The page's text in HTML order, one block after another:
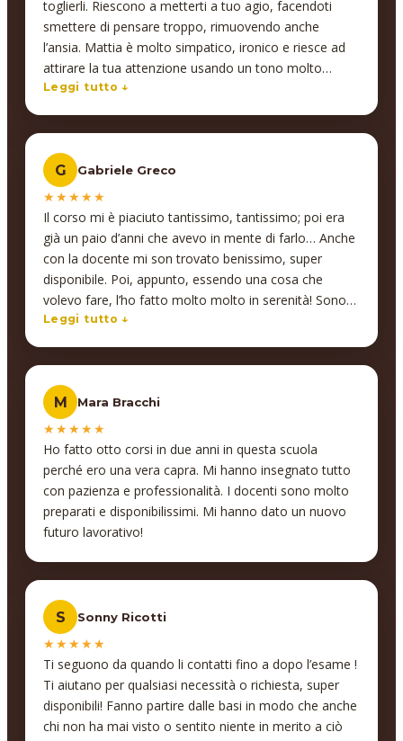
le esigenze di ciascun partecipante, offrendo supporto
anche al di fuori delle lezioni. Un’attenzione che va
oltre la didattica… ed è proprio questo a fare la
differenza! L’efficacia e la qualità della formazione ci
delle agevolazioni sulla formazione tramite i fondi
interprofessionali, occupandosi di tutto in modo
impeccabile. Insegno è un partner affidabile,
competente e sempre disponibile. Un’esperienza che
consiglio vivamente a chiunque voglia investire nella
crescita del proprio team! Alessandro Coffinardi -
Founder Floky
toglierli. Riescono a metterti a tuo agio, facendoti
smettere di pensare troppo, rimuovendo anche
l’ansia. Mattia è molto simpatico, ironico e riesce ad
attirare la tua attenzione usando un tono molto
pacato, usando termini semplici e non troppo
neanche per un istante. È molto piacevole da
ascoltare ma anche interagire con lui, molto
professionale, energico, empatico, ironico e che dire?
Ci mette passione in ciò che fa.
Leggi tutto ↓
G Gabriele Greco
★★★★★
Il corso mi è piaciuto tantissimo, tantissimo; poi era
già un paio d’anni che avevo in mente di farlo… Anche
con la docente mi son trovato benissimo, super
disponibile. Poi, appunto, essendo una cosa che
volevo fare, l’ho fatto molto molto in serenità! Sono
molto molto contento, infatti sto già pensando di farn
interessano molto, soprattutto Interior design… che si
collegherebbe comunque anche a quello che ho fatto
adesso.
Leggi tutto ↓
M Mara Bracchi
★★★★★
Ho fatto otto corsi in due anni in questa scuola
perché ero una vera capra. Mi hanno insegnato tutto
con pazienza e professionalità. I docenti sono molto
preparati e disponibilissimi. Mi hanno dato un nuovo
futuro lavorativo!
S Sonny Ricotti
★★★★★
Ti seguono da quando li contatti fino a dopo l’esame !
Ti aiutano per qualsiasi necessità o richiesta, super
disponibili! Fanno partire dalle basi in modo che anche
chi non ha mai visto o sentito niente in merito a ciò